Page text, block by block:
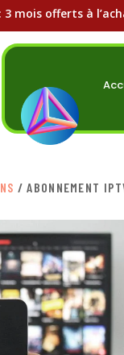
3 mois offerts à
/ ABONNEMENT